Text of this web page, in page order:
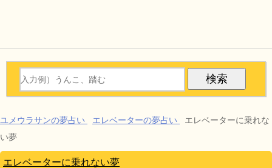
ユメウラサンの夢占い エレベーターの夢占い
エレベーターに乗れな
い夢
エレベーターに乗れない夢